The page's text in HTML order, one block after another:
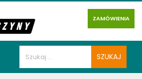
ZAMÓWIENIA